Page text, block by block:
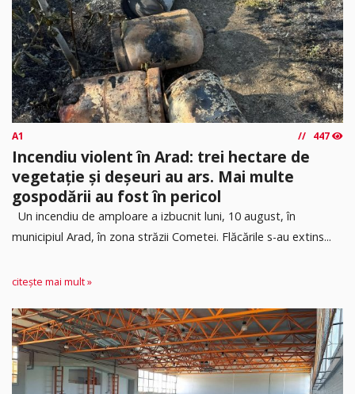
A1 447
Incendiu violent în Arad: trei hectare de
vegetație și deșeuri au ars. Mai multe
gospodării au fost în pericol
Un incendiu de amploare a izbucnit luni, 10 august, în
municipiul Arad, în zona străzii Cometei. Flăcările s-au extins...
citește mai mult »